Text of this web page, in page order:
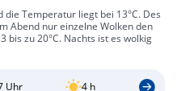
die Temperatur liegt bei 13°C. Des
Abend nur einzelne Wolken den
bis zu 20°C. Nachts ist es wolkig
Uhr 4 h